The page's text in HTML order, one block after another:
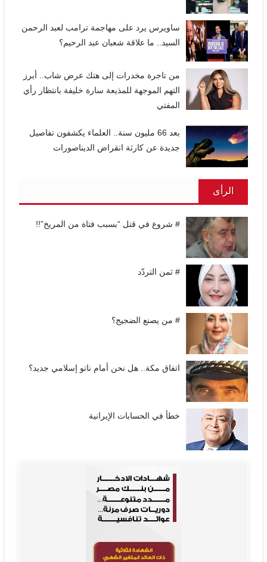
ساويرس يرد على مهاجمة ترامب لعبد الرحمن
السيد.. ما علاقة شعبان عبد الرحيم؟
من تاجرة مخدرات إلى هتك عرض شاب.. أبرز
التهم الموجهة للمذيعة سارة خليفة بانتظار رأي
المفتي
بعد 66 مليون سنة.. العلماء يكشفون تفاصيل
جديدة عن كارثة انقراض الديناصورات
الرأى
# شروع في قتل “بسبب فتاة من المريخ”!!
# ثمن التردّد
# من يصنع الضجيج؟
اتفاق مكة.. هل نحن أمام ناتو إسلامي جديد؟
خطأ في الحسابات الإيرانية